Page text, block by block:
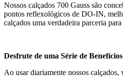
Nossos calçados 700 Gauss são
pontos reflexológicos de DO-IN,
calçados uma verdadeira parceria
Desfrute de uma Série de
Ao usar diariamente nossos